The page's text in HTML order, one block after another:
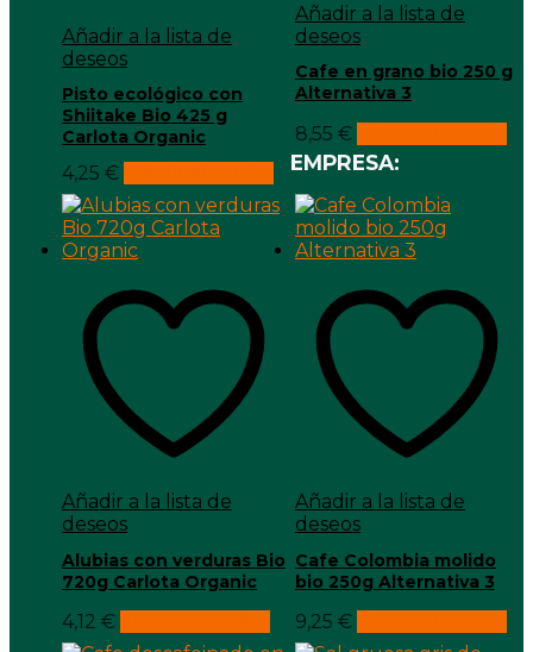
Añadir a la lista de
deseos
Pisto ecológico con
Shiitake Bio 425 g
Carlota Organic
4,25 €
Añadir a la lista de
deseos
Cafe en grano bio 250 g
Alternativa 3
8,55 €
Añadir a la lista de
deseos
Alubias con verduras Bio
720g Carlota Organic
4,12 €
Añadir a la lista de
deseos
Cafe Colombia molido
bio 250g Alternativa 3
9,25 €
EMPRESA: